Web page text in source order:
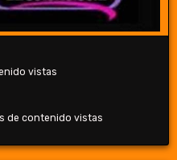
vistas
de contenido vistas